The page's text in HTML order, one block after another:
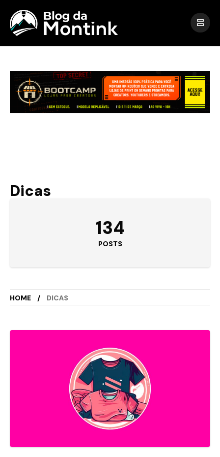
Dicas
134
POSTS
HOME DICAS